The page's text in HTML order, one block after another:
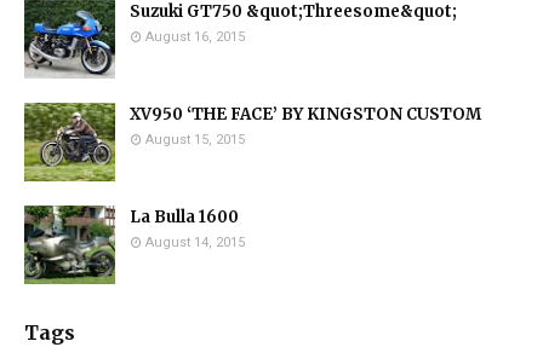
Suzuki GT750 &quot;Threesome&quot;
August 16, 2015
XV950 ‘THE FACE’ BY KINGSTON CUSTOM
August 15, 2015
La Bulla 1600
August 14, 2015
Tags